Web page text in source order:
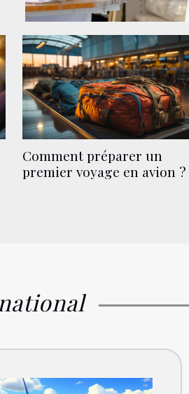
Comment préparer un
premier voyage en avion ?